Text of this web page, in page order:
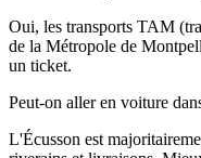
Oui, les transports TAM
de la Métropole de
un ticket.
Peut-on aller en voiture
L'Écusson est